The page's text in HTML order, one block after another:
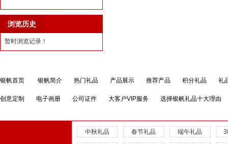
浏览历史
暂时浏览记录！
银帆首页 银帆简介 热门礼品 产品展示 推荐产品 积分礼品 礼
创意定制 电子画册 公司证件 大客户VIP服务 选择银帆礼品十大理由
中秋礼品 春节礼品 端午礼品